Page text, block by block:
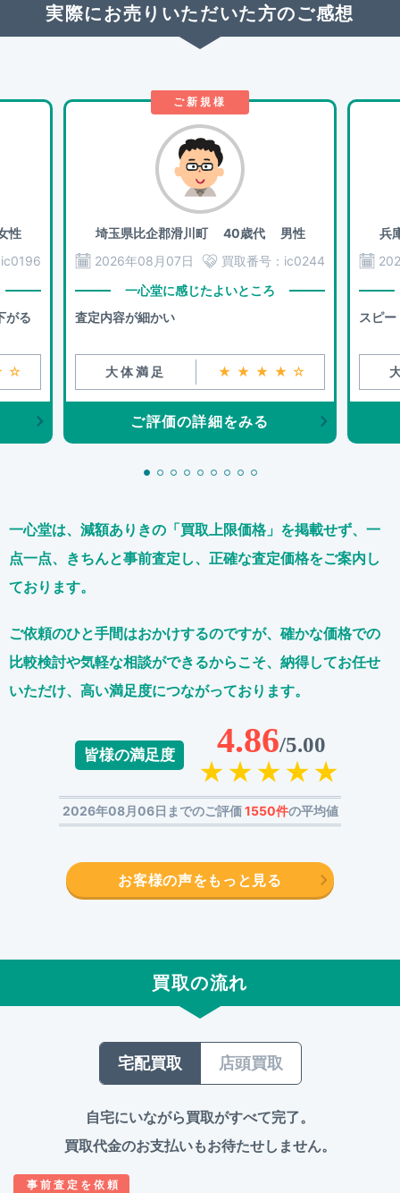
実際にお売りいただいた方のご感想
性
ic0196
がる
ご新規様
埼玉県比企郡滑川町40歳代 男性
2026年08月07日
買取番号： ic0244
一心堂に感じたよいところ
査定内容が細かい
大体満足 ★★★★☆
ご評価の詳細をみる
兵
スピー
一心堂は、減額ありきの「買取上限価格」を掲載せず、 一
点一点、きちんと事前査定し、正確な査定価格をご案内し
ております。
ご依頼のひと手間はおかけするのですが、 確かな価格での
比較検討や気軽な相談ができるからこそ、 納得してお任せ
いただけ、高い満足度につながっております。
皆様の満足度 4.86/5.00
2026年08月06日までのご評価1550件の平均値
お客様の声をもっと見る
買取の流れ
宅配買取 店頭買取
自宅にいながら買取がすべて完了。
買取代金のお支払いもお待たせしません。